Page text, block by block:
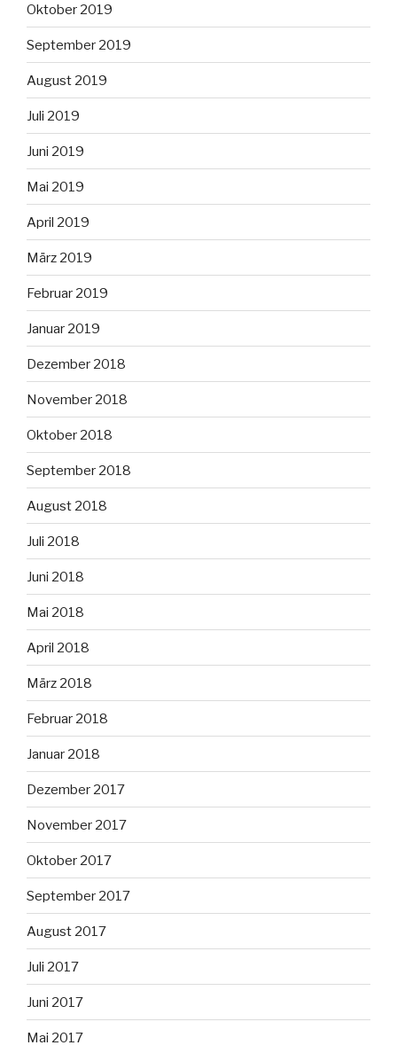
Oktober 2019
September 2019
August 2019
Juli 2019
Juni 2019
Mai 2019
April 2019
März 2019
Februar 2019
Januar 2019
Dezember 2018
November 2018
Oktober 2018
September 2018
August 2018
Juli 2018
Juni 2018
Mai 2018
April 2018
März 2018
Februar 2018
Januar 2018
Dezember 2017
November 2017
Oktober 2017
September 2017
August 2017
Juli 2017
Juni 2017
Mai 2017